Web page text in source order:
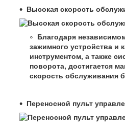
Высокая скорость
Благодаря
зажимного устройства и
инструментом, а также
поворота, достигается
скорость обслуживания
Переносной пульт